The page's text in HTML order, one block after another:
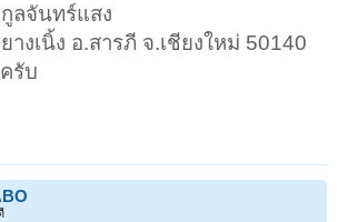
ลจันทร์แสง
างเนิ้ง อ.สารภี จ.เชียงใหม่ 50140
รับ